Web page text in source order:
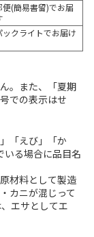
便(簡易書留)でお届
ックライトでお届け
。また、「夏期
での表示はせ
「えび」「か
いる場合に品目名
材料として製造
カニが混じって
エサとしてエ